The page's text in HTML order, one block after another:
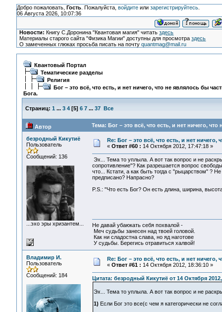
Добро пожаловать, Гость. Пожалуйста, войдитеили зарегистрируйтесь.
06 Августа 2026, 10:07:36
Новости: Книгу С.Доронина "Квантовая магия" читатьздесь
Материалы старого сайта "Физика Магии" доступны для просмотраздесь
О замеченных глюках просьба писать на почтуquantmag@mail.ru
Квантовый Портал
Тематические разделы
Религия
Бог – это всё, что есть, и нет ничего, что не являлось бы
Бога.
Страниц: 1 ... 3 4[5] 6 7 ... 37 Все
Автор Тема: Бог – это всё, что есть, и нет ничего,
безродный Кикутиё
Пользователь
Сообщений: 136
...эхо эры хризантем...
Re: Бог – это всё, что есть, и нет
« Ответ #60 : 14 Октября 2012, 17:47:18 »
Эх... Тема то уплыла. А вот так вопрос и не
сопротивление"? Как разрешается вопрос
что... Кстати, а как быть тогда с "рыцарством" ?
предписано? Напрасно?
P.S.: "Что есть Бог? Он есть длина, ширина,
Не давай убаюкать себя похвалой -
Меч судьбы занесен над твоей головой.
Как ни сладостна слава, но яд наготове
У судьбы. Берегись отравиться халвой!
Владимир И.
Пользователь
Сообщений: 184
Re: Бог – это всё, что есть, и нет
« Ответ #61 : 14 Октября 2012, 18:36:10 »
Цитата: безродный Кикутиё от 14 Октября
Эх... Тема то уплыла. А вот так вопрос и не
1) Если Бог это все(с чем я категорически не